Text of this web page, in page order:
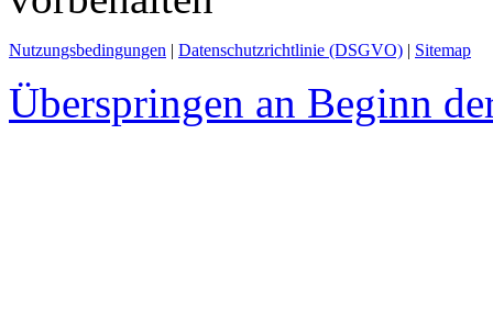
Nutzungsbedingungen Datenschutzrichtlinie (DSGVO) Sitemap
Überspringen an Beginn